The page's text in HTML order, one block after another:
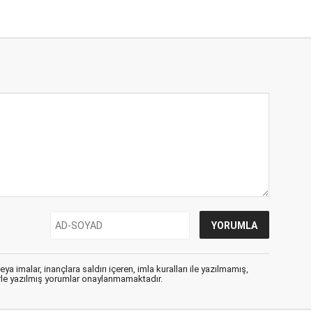
imalar, inançlara saldırı içeren, imla kuralları ile yazılmamış,
yazılmış yorumlar onaylanmamaktadır.